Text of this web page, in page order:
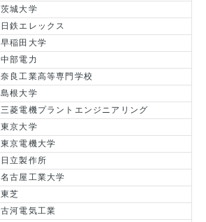
茨城大学
日鉄エレックス
早稲田大学
中部電力
奈良工業高等専門学校
島根大学
三菱電機プラントエンジニアリング
東京大学
東京電機大学
日立製作所
名古屋工業大学
東芝
古河電気工業